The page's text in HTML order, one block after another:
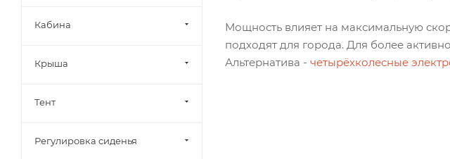
Мощность влияет на максимальную
подходят для города. Для более
Альтернатива - четырёхколесные
Кабина
Крыша
Тент
Регулировка сиденья